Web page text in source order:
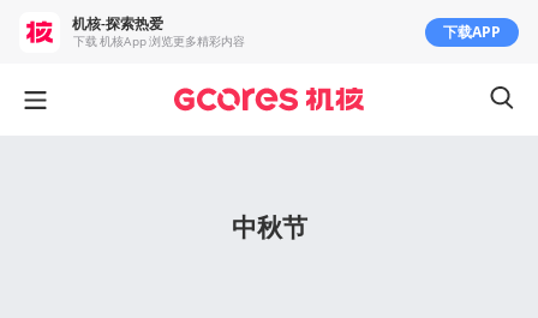
中秋节
机核-探索热爱
下载 机核App 浏览更多精彩内容 下载APP